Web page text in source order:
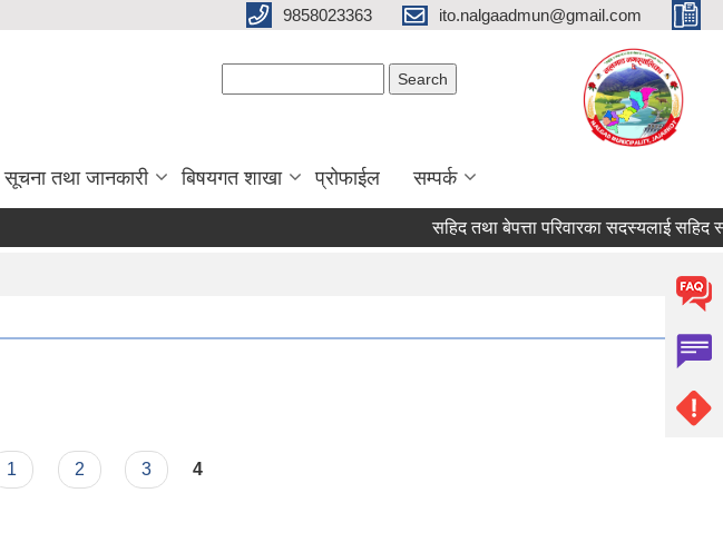
9858023363 ito.nalgaadmun@gmail.com
सूचना तथा जानकारी बिषयगत शाखा प्रोफाईल सम्पर्क
सहिद तथा बेपत्ता परिवारका सदस्यलाई सहिद स्मृति
1 2 3 4